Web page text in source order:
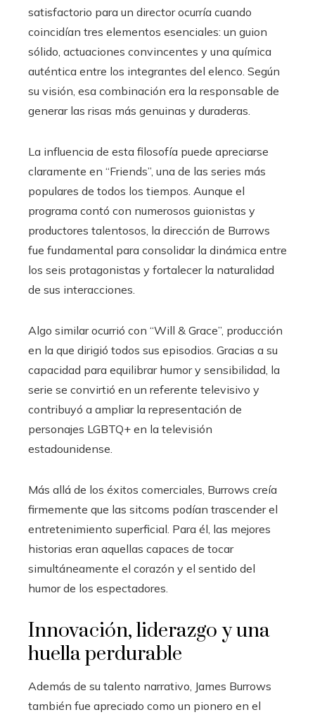
satisfactorio para un director ocurría cuando
coincidían tres elementos esenciales: un guion
sólido, actuaciones convincentes y una química
auténtica entre los integrantes del elenco. Según
su visión, esa combinación era la responsable de
generar las risas más genuinas y duraderas.
La influencia de esta filosofía puede apreciarse
claramente en “Friends”, una de las series más
populares de todos los tiempos. Aunque el
programa contó con numerosos guionistas y
productores talentosos, la dirección de Burrows
fue fundamental para consolidar la dinámica entre
los seis protagonistas y fortalecer la naturalidad
de sus interacciones.
Algo similar ocurrió con “Will & Grace”, producción
en la que dirigió todos sus episodios. Gracias a su
capacidad para equilibrar humor y sensibilidad, la
serie se convirtió en un referente televisivo y
contribuyó a ampliar la representación de
personajes LGBTQ+ en la televisión
estadounidense.
Más allá de los éxitos comerciales, Burrows creía
firmemente que las sitcoms podían trascender el
entretenimiento superficial. Para él, las mejores
historias eran aquellas capaces de tocar
simultáneamente el corazón y el sentido del
humor de los espectadores.
Innovación, liderazgo y una
huella perdurable
Además de su talento narrativo, James Burrows
también fue apreciado como un pionero en el